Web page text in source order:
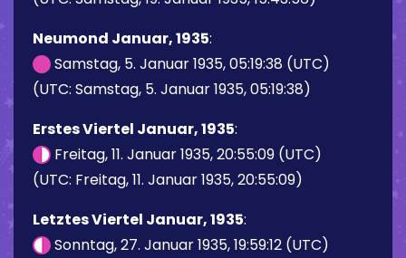
Neumond Januar, 1935:
Samstag, 5. Januar 1935, 05:19:38 (UTC)
(UTC: Samstag, 5. Januar 1935, 05:19:38)
Erstes Viertel Januar, 1935:
Freitag, 11. Januar 1935, 20:55:09 (UTC)
(UTC: Freitag, 11. Januar 1935, 20:55:09)
Letztes Viertel Januar, 1935:
Sonntag, 27. Januar 1935, 19:59:12 (UTC)